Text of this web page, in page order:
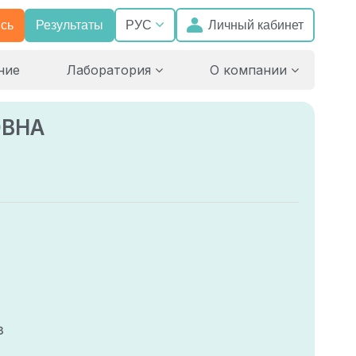
Результаты РУС Личный кабинет
Лаборатория О компании